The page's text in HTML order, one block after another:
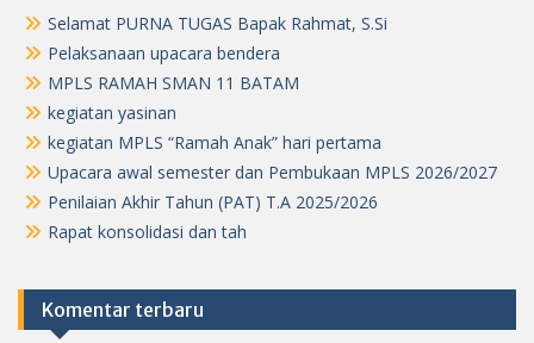
Selamat PURNA TUGAS Bapak Rahmat, S.Si
Pelaksanaan upacara bendera
MPLS RAMAH SMAN 11 BATAM
kegiatan yasinan
kegiatan MPLS “Ramah Anak” hari pertama
Upacara awal semester dan Pembukaan MPLS 2026/2027
Penilaian Akhir Tahun (PAT) T.A 2025/2026
Rapat konsolidasi dan tah
Komentar terbaru